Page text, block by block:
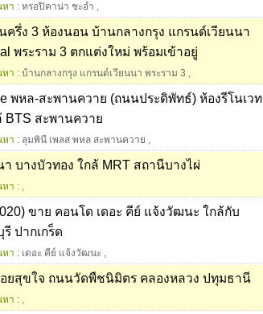
หา : ทรอปิคาน่า ชะอำ ,
ครึ่ง 3 ห้องนอน บ้านกลางกรุง แกรนด์เวียนนา
พระราม 3 ตกแต่งใหม่ พร้อมเข้าอยู่
หา : บ้านกลางกรุง แกรนด์เวียนนา พระราม 3 ,
พหล-สะพานควาย (ถนนประดิพัทธ์) ห้องรีโนเวท
BTS สะพานควาย
หา : ลุมพินี เพลส พหล สะพานควาย ,
บางบัวทอง ใกล้ MRT สถานีบางไผ่
หา : ,
ขาย คอนโด เดอะ คีย์ แจ้งวัฒนะ ใกล้กับ
ปากเกร็ด
หา : เดอะ คีย์ แจ้งวัฒนะ ,
ยสุขใจ ถนนวัดพืชนิมิตร คลองหลวง ปทุมธานี
หา : ,